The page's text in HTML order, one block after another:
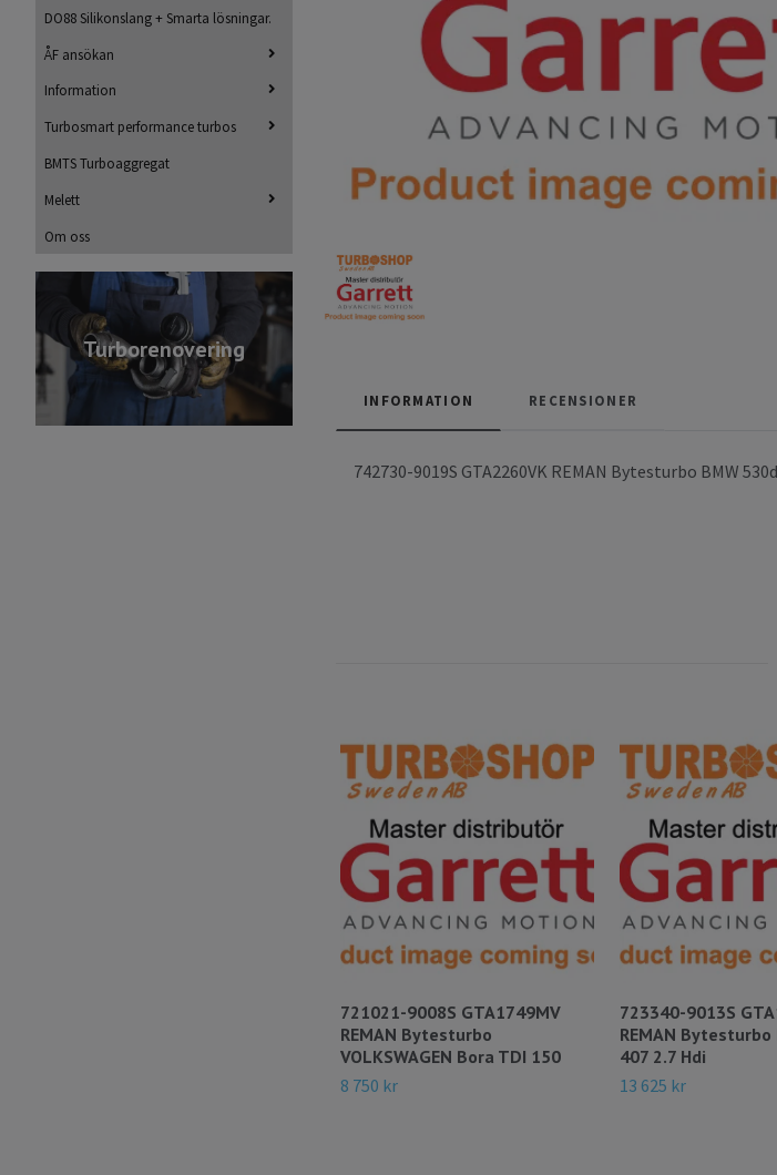
DO88 Silikonslang + Smarta lösningar.
ÅF ansökan
Information
Turbosmart performance turbos
BMTS Turboaggregat
Melett
Om oss
Turborenovering
INFORMATION RECENSIONER
742730-9019S GTA2260VK REMAN Bytesturbo BMW
721021-9008S GTA1749MV
REMAN Bytesturbo
VOLKSWAGEN Bora TDI 150
8 750 kr
723340-9013S
REMAN Bytesturbo
407 2.7 Hdi
13 625 kr